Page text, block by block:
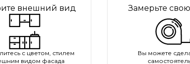
внешний вид
с цветом, стилем
видом фасада
Замерьте
Вы можете